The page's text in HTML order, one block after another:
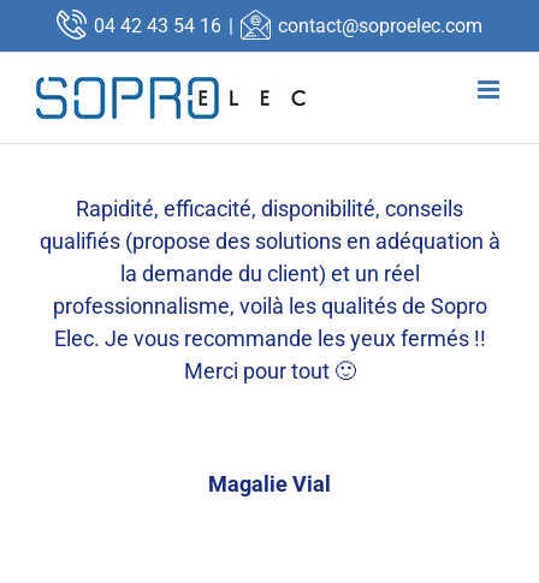
Passer
au
contenu
04 42 43 54 16 | contact@soproelec.com
Rapidité, efficacité, disponibilité, conseils
qualifiés (propose des solutions en adéquation à
la demande du client) et un réel
professionnalisme, voilà les qualités de Sopro
Elec. Je vous recommande les yeux fermés !!
Merci pour tout 🙂
Magalie Vial